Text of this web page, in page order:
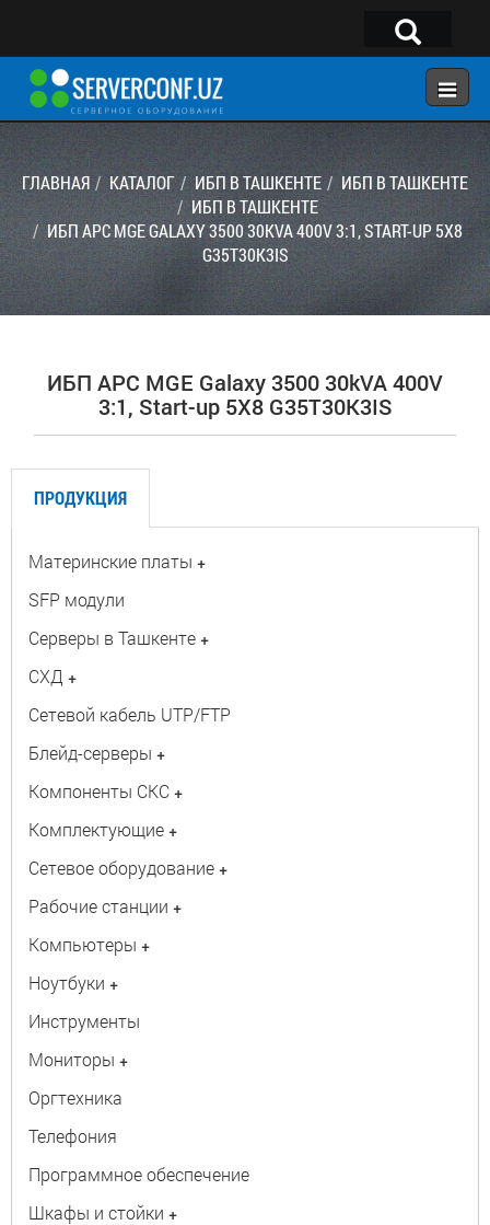
×
ГЛАВНАЯ
КОНФИГУРАТОР
КАТАЛОГ
УСЛУГИ
КОНТАКТЫ
Telegram:@serverconf_uz
Тел: (90) 932-18-00
ГЛАВНАЯ КАТАЛОГ ИБП В ТАШКЕНТЕ
ИБП В ТАШКЕНТЕ
ИБП В ТАШКЕНТЕ
ИБП APC MGE GALAXY 3500 30KVA 400V 3:1, START-UP 5X8
G35T30K3IS
ИБП APC MGE Galaxy 3500 30kVA 400V
3:1, Start-up 5X8 G35T30K3IS
ПРОДУКЦИЯ
Материнские платы +
SFP модули
Серверы в Ташкенте +
СХД +
Сетевой кабель UTP/FTP
Блейд-серверы +
Компоненты СКС +
Комплектующие +
Сетевое оборудование +
Рабочие станции +
Компьютеры +
Ноутбуки +
Инструменты
Мониторы +
Оргтехника
Телефония
Программное обеспечение
Шкафы и стойки +